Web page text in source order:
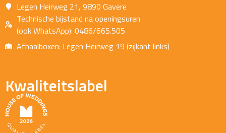
Legen Heirweg 21, 9890 Gavere
Technische bijstand na openingsuren
(ook WhatsApp): 0486/665.505
Afhaalboxen: Legen Heirweg 19 (zijkant links)
Kwaliteitslabel